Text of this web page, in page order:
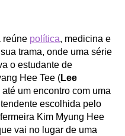
reúne política, medicina e
trama, onde uma série
o estudante de
Hee Tee (Lee
até um encontro com uma
escolhida pelo
Kim Myung Hee
vai no lugar de uma